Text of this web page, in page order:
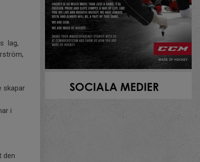
lag,
skapar
i
den